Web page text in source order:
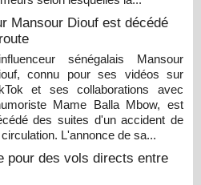
Mansour Diouf est décédé
sénégalais Mansour
connu pour ses vidéos sur
et ses collaborations avec
Mame Balla Mbow, est
des suites d'un accident de
circulation. L'annonce de sa...
pour des vols directs entre